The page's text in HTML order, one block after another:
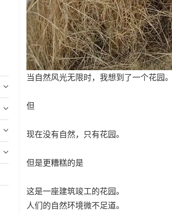
当自然风光无限时，我想到了一个花园。
但
现在没有自然，只有花园。
但是更糟糕的是
这是一座建筑竣工的花园。
人们的自然环境微不足道。